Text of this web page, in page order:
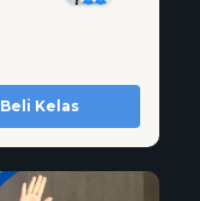
Beli Kelas